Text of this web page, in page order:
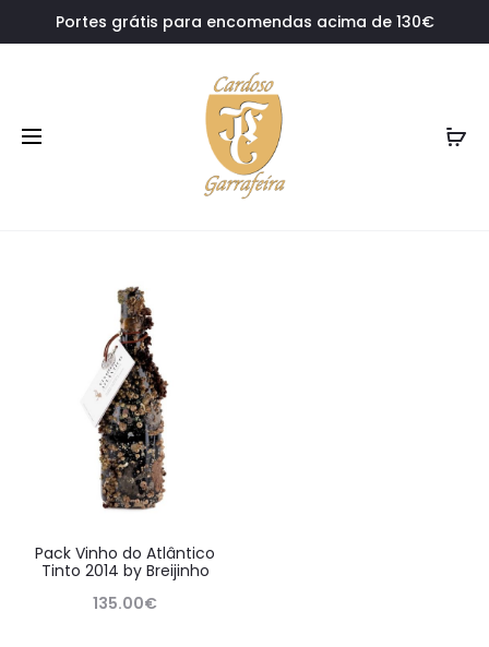
Portes grátis para encomendas acima de 130€
Pack Vinho do Atlântico
Tinto 2014 by Breijinho
135.00€